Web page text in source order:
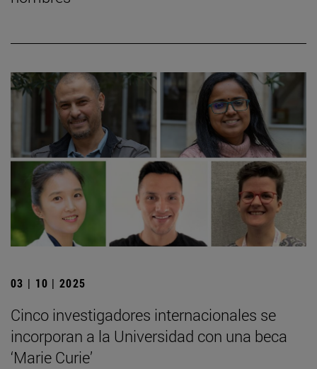
03 | 10 | 2025
Cinco investigadores internacionales se
incorporan a la Universidad con una beca
‘Marie Curie’